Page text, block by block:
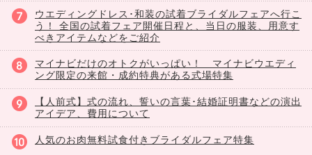
ウエディングドレス･和装の試着ブライダルフェアへ行こ
う！ 全国の試着フェア開催日程と、当日の服装、用意す
べきアイテムなどをご紹介
マイナビだけのオトクがいっぱい！ マイナビウエディ
ング限定の来館・成約特典がある式場特集
【人前式】式の流れ、誓いの言葉･結婚証明書などの演出
アイデア、費用について
人気のお肉無料試食付きブライダルフェア特集